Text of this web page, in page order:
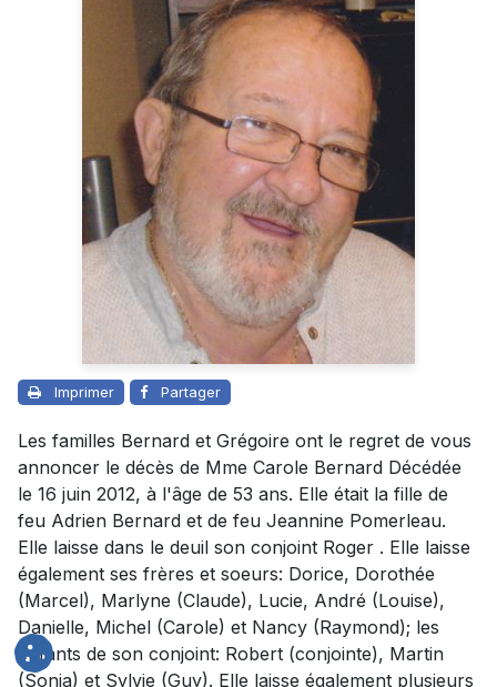
Imprimer Partager
Les familles Bernard et Grégoire ont le regret de vous
annoncer le décès de Mme Carole Bernard Décédée
le 16 juin 2012, à l'âge de 53 ans. Elle était la fille de
feu Adrien Bernard et de feu Jeannine Pomerleau.
Elle laisse dans le deuil son conjoint Roger . Elle laisse
également ses frères et soeurs: Dorice, Dorothée
(Marcel), Marlyne (Claude), Lucie, André (Louise),
Danielle, Michel (Carole) et Nancy (Raymond); les
enfants de son conjoint: Robert (conjointe), Martin
(Sonia) et Sylvie (Guy). Elle laisse également plusieurs